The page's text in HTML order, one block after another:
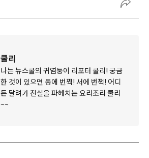
쿨리
나는 뉴스쿨의 귀염둥이 리포터 쿨리! 궁금
한 것이 있으면 동에 번쩍! 서에 번쩍! 어디
든 달려가 진실을 파헤치는 요리조리 쿨리
~~